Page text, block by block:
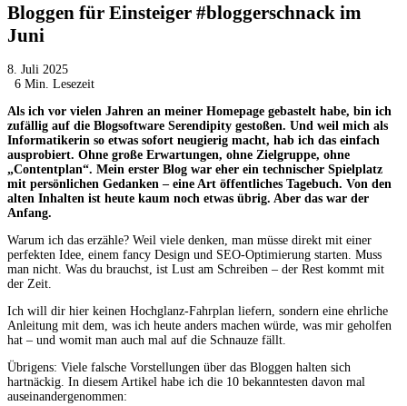
Bloggen für Einsteiger #bloggerschnack im
Juni
8. Juli 2025
6 Min. Lesezeit
Als ich vor vielen Jahren an meiner Homepage gebastelt habe, bin ich
zufällig auf die Blogsoftware Serendipity gestoßen. Und weil mich als
Informatikerin so etwas sofort neugierig macht, hab ich das einfach
ausprobiert. Ohne große Erwartungen, ohne Zielgruppe, ohne
„Contentplan“. Mein erster Blog war eher ein technischer Spielplatz
mit persönlichen Gedanken – eine Art öffentliches Tagebuch. Von den
alten Inhalten ist heute kaum noch etwas übrig. Aber das war der
Anfang.
Warum ich das erzähle? Weil viele denken, man müsse direkt mit einer
perfekten Idee, einem fancy Design und SEO-Optimierung starten. Muss
man nicht. Was du brauchst, ist Lust am Schreiben – der Rest kommt mit
der Zeit.
Ich will dir hier keinen Hochglanz-Fahrplan liefern, sondern eine ehrliche
Anleitung mit dem, was ich heute anders machen würde, was mir geholfen
hat – und womit man auch mal auf die Schnauze fällt.
Übrigens: Viele falsche Vorstellungen über das Bloggen halten sich
hartnäckig. In diesem Artikel habe ich die 10 bekanntesten davon mal
auseinandergenommen: